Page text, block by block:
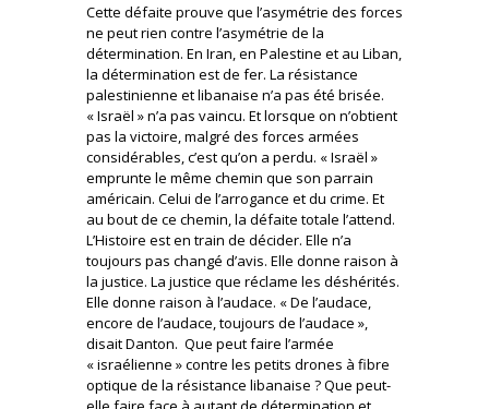
Cette défaite prouve que l’asymétrie des forces
ne peut rien contre l’asymétrie de la
détermination. En Iran, en Palestine et au Liban,
la détermination est de fer. La résistance
palestinienne et libanaise n’a pas été brisée.
« Israël » n’a pas vaincu. Et lorsque on n’obtient
pas la victoire, malgré des forces armées
considérables, c’est qu’on a perdu. « Israël »
emprunte le même chemin que son parrain
américain. Celui de l’arrogance et du crime. Et
au bout de ce chemin, la défaite totale l’attend.
L’Histoire est en train de décider. Elle n’a
toujours pas changé d’avis. Elle donne raison à
la justice. La justice que réclame les déshérités.
Elle donne raison à l’audace. « De l’audace,
encore de l’audace, toujours de l’audace »,
disait Danton. Que peut faire l’armée
« israélienne » contre les petits drones à fibre
optique de la résistance libanaise ? Que peut-